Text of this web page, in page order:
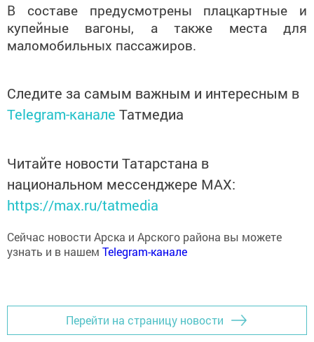
В составе предусмотрены плацкартные и
купейные вагоны, а также места для
маломобильных пассажиров.
Следите за самым важным и интересным в
Telegram-канале Татмедиа
Читайте новости Татарстана в
национальном мессенджере MАХ:
https://max.ru/tatmedia
Сейчас новости Арска и Арского района вы можете
узнать и в нашем Telegram-канале
Перейти на страницу новости